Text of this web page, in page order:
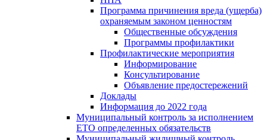
Программа причинения вреда (ущерба)
охраняемым законом ценностям
Общественные обсуждения
Программы профилактики
Профилактические мероприятия
Информирование
Консультирование
Объявление предостережений
Доклады
Информация до 2022 года
Муниципальный контроль за исполнением
ЕТО определенных обязательств